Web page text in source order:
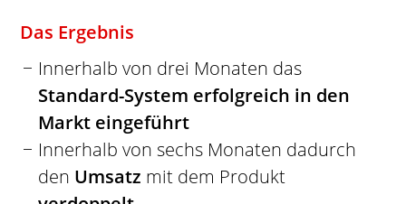
Das Ergebnis
Innerhalb von drei Monaten das
Standard-System erfolgreich in den
Markt eingeführt
Innerhalb von sechs Monaten dadurch
den Umsatz mit dem Produkt